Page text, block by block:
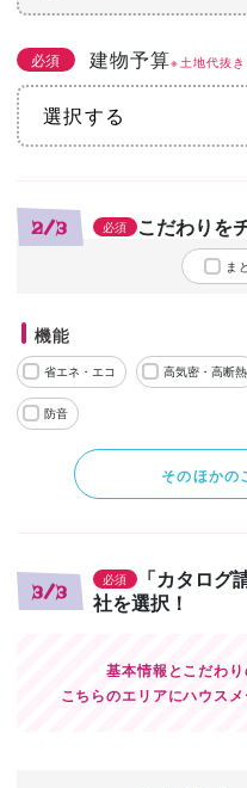
必須 建物予算※土地代抜き
2/3 必須 こだわりを
ま
機能
省エネ・エコ 高気密・高断熱
防音
そのほかの
3/3
必須
「カタログ
社を選択！
基本情報とこだわり
こちらのエリアにハウス